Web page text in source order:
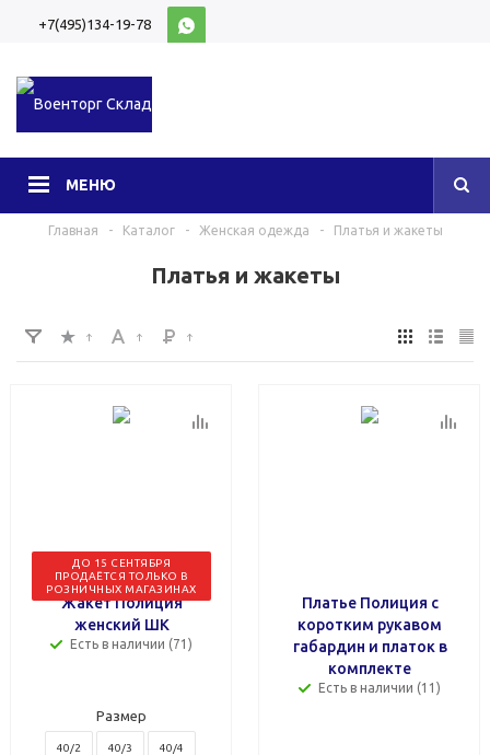
+7(495)134-19-78
МЕНЮ
Главная - Каталог - Женская одежда - Платья и жакеты
Платья и жакеты
ДО 15 СЕНТЯБРЯ
ПРОДАЁТСЯ ТОЛЬКО В
РОЗНИЧНЫХ МАГАЗИНАХ
Жакет Полиция
женский ШК
Есть в наличии (71)
Размер
40/2 40/3 40/4
Платье Полиция с
коротким рукавом
габардин и платок в
комплекте
Есть в наличии (11)